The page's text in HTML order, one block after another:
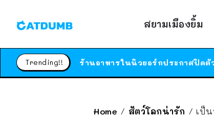
สยามเมืองยิ้ม
Trending!!
Home / สัตว์โลกน่ารัก / เป็